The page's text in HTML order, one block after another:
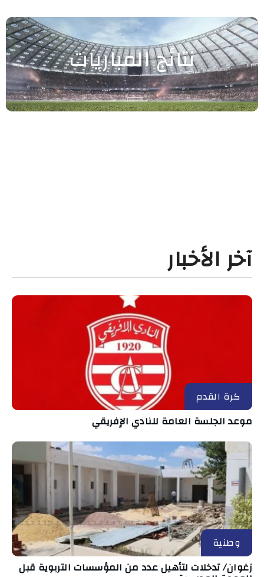
نتائج المباريات
آخر الأخبار
كرة القدم
موعد الجلسة العامة للنادي الإفريقي
وطنية
زغوان/ تدخلات لتأهيل عدد من المؤسسات التربوية قبل